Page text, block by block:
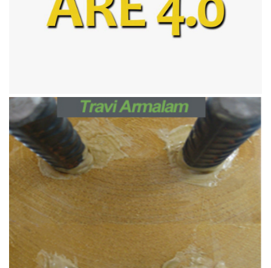
Agosto 6, 2015
Travi Armalam®